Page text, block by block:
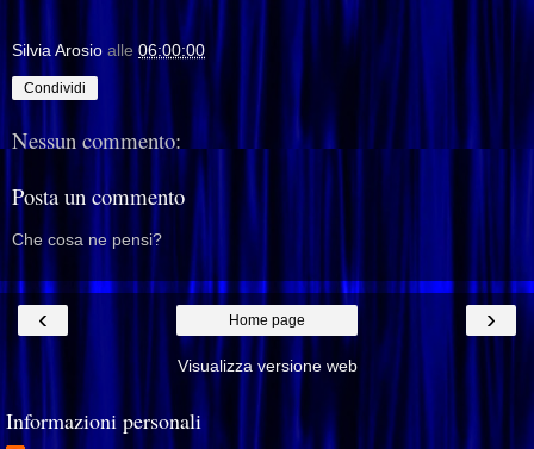
Silvia Arosio alle 06:00:00
Condividi
Nessun commento:
Posta un commento
Che cosa ne pensi?
‹ ›
Home page
Visualizza versione web
Informazioni personali